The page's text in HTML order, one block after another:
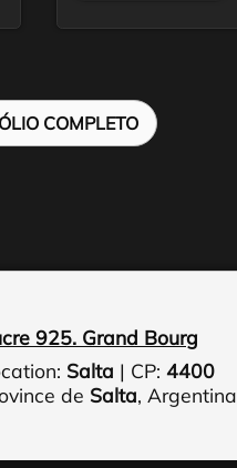
COMPLETO
925. Grand Bourg
Salta | CP:4400
de Salta, Argentina